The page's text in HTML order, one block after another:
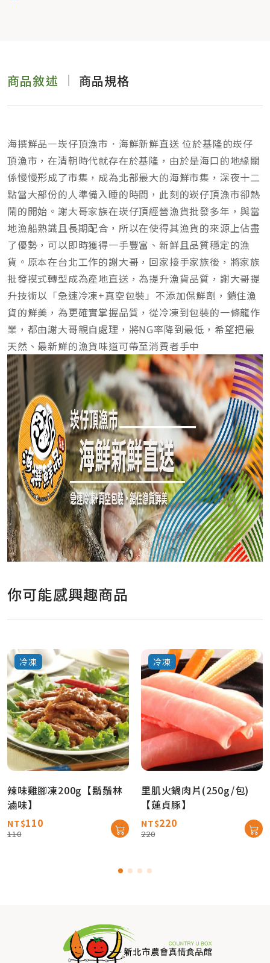
商品敘述 商品規格
海撰鮮品—崁仔頂漁市．海鮮新鮮直送 位於基隆的崁仔
頂漁市，在清朝時代就存在於基隆，由於是海口的地緣關
係慢慢形成了市集，成為北部最大的海鮮市集，深夜十二
點當大部份的人準備入睡的時間，此刻的崁仔頂漁市卻熱
鬧的開始。謝大哥家族在崁仔頂經營漁貨批發多年，與當
地漁船熟識且長期配合，所以在使得其漁貨的來源上佔盡
了優勢，可以即時獲得一手豐富、新鮮且品質穩定的漁
貨。原本在台北工作的謝大哥，回家接手家族後，將家族
批發摸式轉型成為產地直送，為提升漁貨品質，謝大哥提
升技術以「急速冷凍+真空包裝」不添加保鮮劑，鎖住漁
貨的鮮美，為更確實掌握品質，從冷凍到包裝的一條龍作
業，都由謝大哥親自處理，將NG率降到最低，希望把最
天然、最新鮮的漁貨味道可帶至消費者手中
你可能感興趣商品
冷凍
辣味雞腳凍200g【鬍鬚林
滷味】
NT$110
110
冷凍
里肌火鍋肉片(250g/包)
【蓮貞豚】
NT$220
220